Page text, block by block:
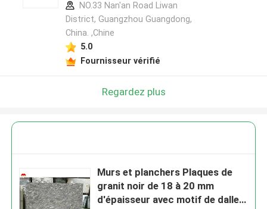
NO.33 Nan'an Road Liwan
District, Guangzhou Guangdong,
China. ,Chine
5.0
Fournisseur vérifié
Regardez plus
Murs et planchers Plaques de
granit noir de 18 à 20 mm
d'épaisseur avec motif de dalles